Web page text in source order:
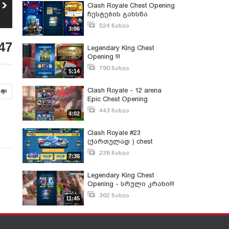
Youtubers Life უყვე
30k გამომწერი
ნახვა
16
უცნაური ჩესთის
გახსნა Super Magical
1 018
3:06
Clash Royale Chest Opening
ჩესტების გახსნა
524 ნახვა
5:14
Legendary King Chest
Opening !!!
790 ნახვა
4:02
Clash Royale - 12 arena
Epic Chest Opening
443 ნახვა
7:36
Clash Royale #23
(ქართულად ) chest
opening (სასაცილო
238 ნახვა
11:45
Legendary King Chest
Opening - სრული კრახი!!!
362 ნახვა